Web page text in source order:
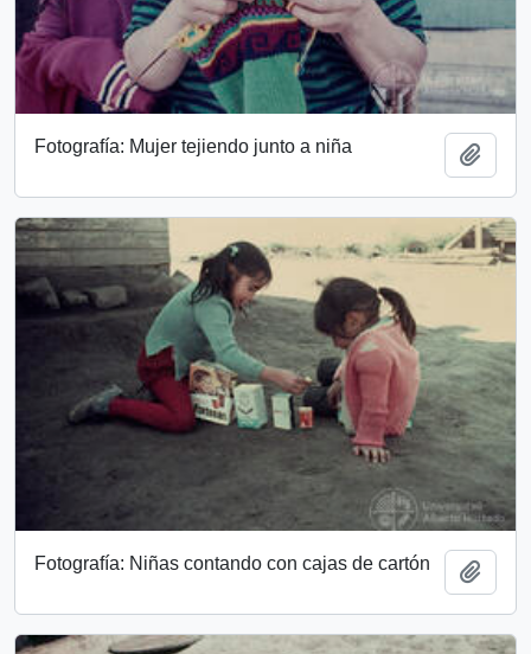
Fotografía: Mujer tejiendo junto a niña
Fotografía: Niñas contando con cajas de cartón